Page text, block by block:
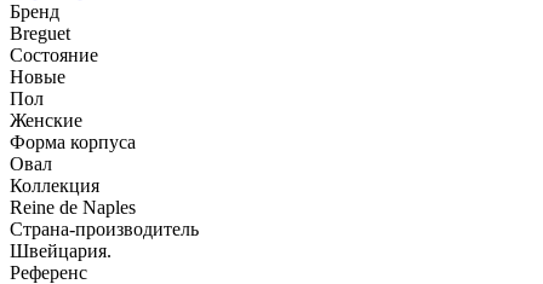
Бренд
Breguet
Состояние
Новые
Пол
Женские
Форма корпуса
Овал
Коллекция
Reine de Naples
Страна-производитель
Швейцария.
Референс